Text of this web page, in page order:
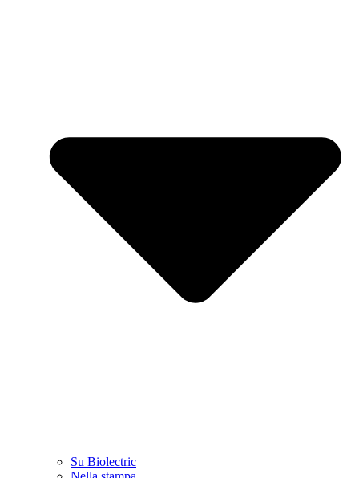
Su Biolectric